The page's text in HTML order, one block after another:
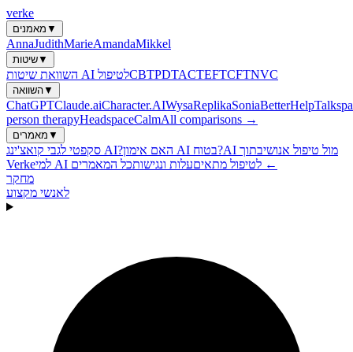
verke
מאמנים ▼
AnnaJudithMarieAmandaMikkel
שיטות▼
השוואת שיטות AI לטיפולCBTPDTACTEFTCFTNVC
השוואה▼
ChatGPTClaude.aiCharacter.AIWysaReplikaSoniaBetterHelp
person therapyHeadspaceCalmAll comparisons →
מאמרים ▼
סקפטי לגבי קואצ'ינג AI? האם אימון AI בטוח? AI מול טיפול אנושיבתוך
Verke
למי AI לטיפול מתאיםעלות ונגישות
כל המאמרים ←
מחקר
לאנשי מקצוע